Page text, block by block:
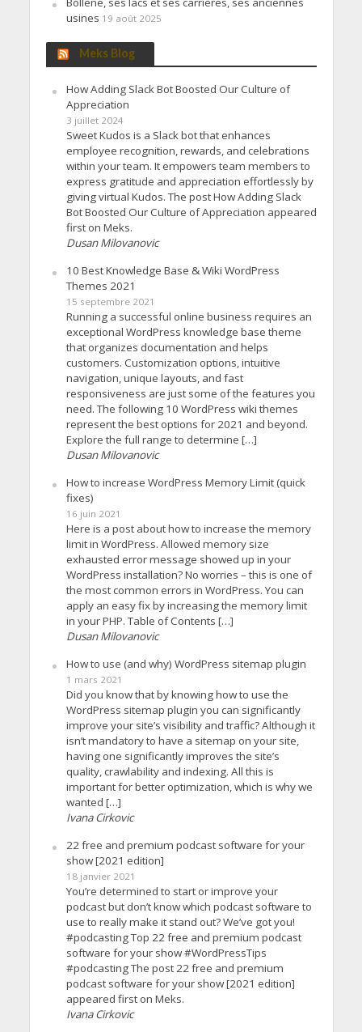
usines 19 août 2025
Meks Blog
How Adding Slack Bot Boosted Our Culture of
Appreciation
3 juillet 2024
Sweet Kudos is a Slack bot that enhances
employee recognition, rewards, and celebrations
within your team. It empowers team members to
express gratitude and appreciation effortlessly by
giving virtual Kudos. The post How Adding Slack
Bot Boosted Our Culture of Appreciation appeared
first on Meks.
Dusan Milovanovic
10 Best Knowledge Base & Wiki WordPress
Themes 2021
15 septembre 2021
Running a successful online business requires an
exceptional WordPress knowledge base theme
that organizes documentation and helps
customers. Customization options, intuitive
navigation, unique layouts, and fast
responsiveness are just some of the features you
need. The following 10 WordPress wiki themes
represent the best options for 2021 and beyond.
Explore the full range to determine […]
Dusan Milovanovic
How to increase WordPress Memory Limit (quick
fixes)
16 juin 2021
Here is a post about how to increase the memory
limit in WordPress. Allowed memory size
exhausted error message showed up in your
WordPress installation? No worries – this is one of
the most common errors in WordPress. You can
apply an easy fix by increasing the memory limit
in your PHP. Table of Contents […]
Dusan Milovanovic
How to use (and why) WordPress sitemap plugin
1 mars 2021
Did you know that by knowing how to use the
WordPress sitemap plugin you can significantly
improve your site’s visibility and traffic? Although it
isn’t mandatory to have a sitemap on your site,
having one significantly improves the site’s
quality, crawlability and indexing. All this is
important for better optimization, which is why we
wanted […]
Ivana Cirkovic
22 free and premium podcast software for your
show [2021 edition]
18 janvier 2021
You’re determined to start or improve your
podcast but don’t know which podcast software to
use to really make it stand out? We’ve got you!
#podcasting Top 22 free and premium podcast
software for your show #WordPressTips
#podcasting The post 22 free and premium
podcast software for your show [2021 edition]
appeared first on Meks.
Ivana Cirkovic